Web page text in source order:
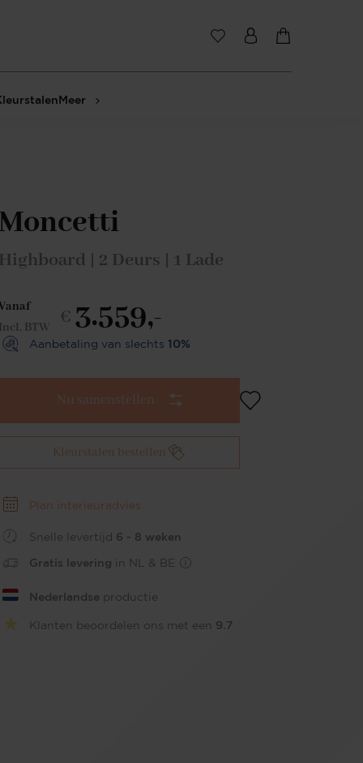
Meer
Highboard | 2 Deurs | 1 Lade
Incl. BTW
€ 3.559,-
Aanbetaling van slechts 10%
Nu samenstellen
Kleurstalen bestellen
Plan interieuradvies
Snelle levertijd 6 - 8 weken
Gratis levering in NL & BE
Nederlandse productie
Klanten beoordelen ons met een 9.7
Hoogte
150